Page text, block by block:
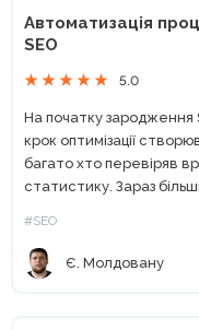
Автоматизація
SEO
5.0
На початку
крок оптимізації
багато хто перевіряв
статистику. Зараз
#SEO
Є. Молдовану